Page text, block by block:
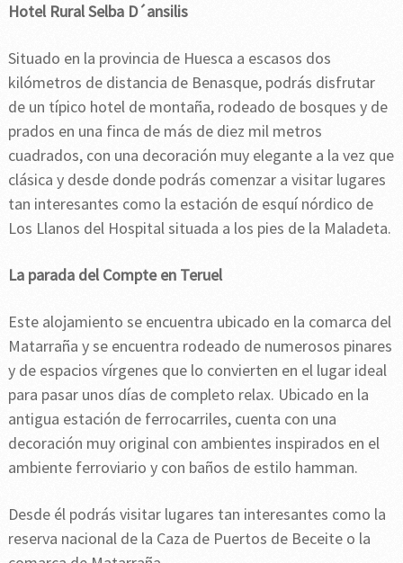
Hotel Rural Selba D´ansilis
Situado en la provincia de Huesca a escasos dos
kilómetros de distancia de Benasque, podrás disfrutar
de un típico hotel de montaña, rodeado de bosques y de
prados en una finca de más de diez mil metros
cuadrados, con una decoración muy elegante a la vez que
clásica y desde donde podrás comenzar a visitar lugares
tan interesantes como la estación de esquí nórdico de
Los Llanos del Hospital situada a los pies de la Maladeta.
La parada del Compte en Teruel
Este alojamiento se encuentra ubicado en la comarca del
Matarraña y se encuentra rodeado de numerosos pinares
y de espacios vírgenes que lo convierten en el lugar ideal
para pasar unos días de completo relax. Ubicado en la
antigua estación de ferrocarriles, cuenta con una
decoración muy original con ambientes inspirados en el
ambiente ferroviario y con baños de estilo hamman.
Desde él podrás visitar lugares tan interesantes como la
reserva nacional de la Caza de Puertos de Beceite o la